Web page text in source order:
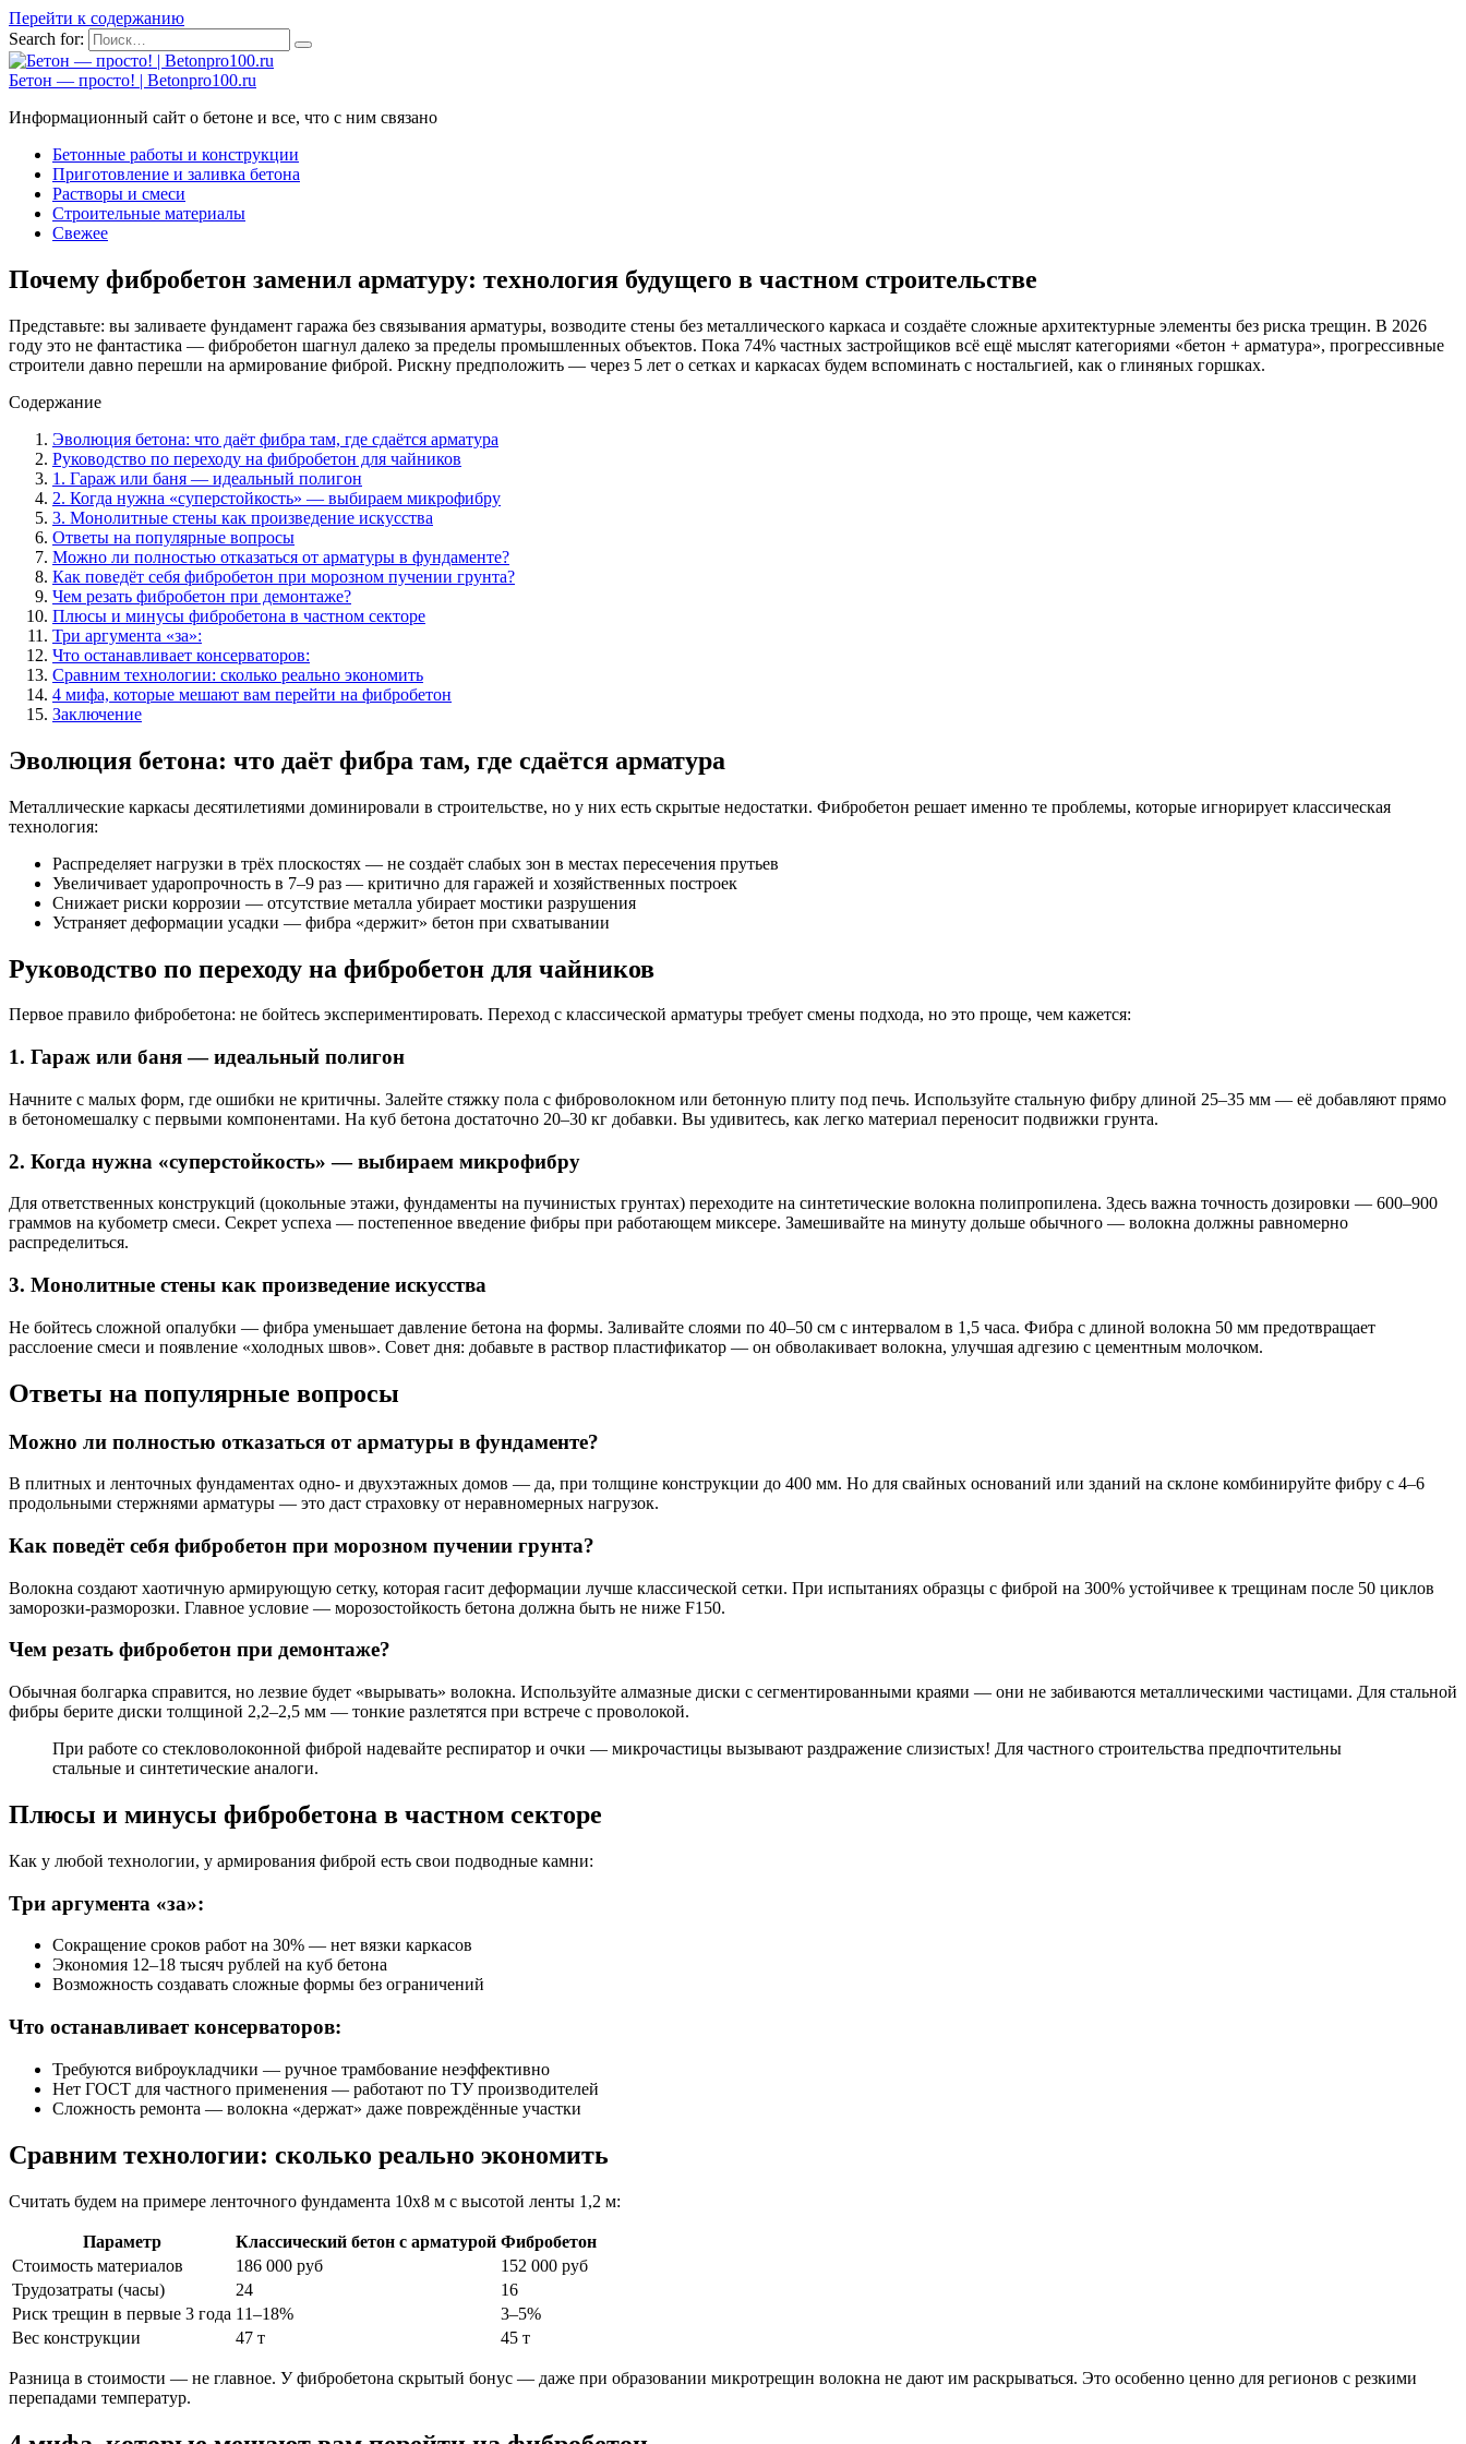
Перейти к содержанию
Search for:
Бетон — просто! | Betonpro100.ru
Информационный сайт о бетоне и все, что с ним связано
Бетонные работы и конструкции
Приготовление и заливка бетона
Растворы и смеси
Строительные материалы
Свежее
Почему фибробетон заменил арматуру: технология будущего в частном строительстве
Представьте: вы заливаете фундамент гаража без связывания арматуры, возводите стены без металлического каркаса и создаёте сложные архитектурные элементы без риска трещин. В 2026
году это не фантастика — фибробетон шагнул далеко за пределы промышленных объектов. Пока 74% частных застройщиков всё ещё мыслят категориями «бетон + арматура», прогрессивные
строители давно перешли на армирование фиброй. Рискну предположить — через 5 лет о сетках и каркасах будем вспоминать с ностальгией, как о глиняных горшках.
Содержание
Эволюция бетона: что даёт фибра там, где сдаётся арматура
Руководство по переходу на фибробетон для чайников
1. Гараж или баня — идеальный полигон
2. Когда нужна «суперстойкость» — выбираем микрофибру
3. Монолитные стены как произведение искусства
Ответы на популярные вопросы
Можно ли полностью отказаться от арматуры в фундаменте?
Как поведёт себя фибробетон при морозном пучении грунта?
Чем резать фибробетон при демонтаже?
Плюсы и минусы фибробетона в частном секторе
Три аргумента «за»:
Что останавливает консерваторов:
Сравним технологии: сколько реально экономить
4 мифа, которые мешают вам перейти на фибробетон
Заключение
Эволюция бетона: что даёт фибра там, где сдаётся арматура
Металлические каркасы десятилетиями доминировали в строительстве, но у них есть скрытые недостатки. Фибробетон решает именно те проблемы, которые игнорирует классическая
технология:
Распределяет нагрузки в трёх плоскостях — не создаёт слабых зон в местах пересечения прутьев
Увеличивает ударопрочность в 7–9 раз — критично для гаражей и хозяйственных построек
Снижает риски коррозии — отсутствие металла убирает мостики разрушения
Устраняет деформации усадки — фибра «держит» бетон при схватывании
Руководство по переходу на фибробетон для чайников
Первое правило фибробетона: не бойтесь экспериментировать. Переход с классической арматуры требует смены подхода, но это проще, чем кажется:
1. Гараж или баня — идеальный полигон
Начните с малых форм, где ошибки не критичны. Залейте стяжку пола с фиброволокном или бетонную плиту под печь. Используйте стальную фибру длиной 25–35 мм — её добавляют прямо
в бетономешалку с первыми компонентами. На куб бетона достаточно 20–30 кг добавки. Вы удивитесь, как легко материал переносит подвижки грунта.
2. Когда нужна «суперстойкость» — выбираем микрофибру
Для ответственных конструкций (цокольные этажи, фундаменты на пучинистых грунтах) переходите на синтетические волокна полипропилена. Здесь важна точность дозировки — 600–900
граммов на кубометр смеси. Секрет успеха — постепенное введение фибры при работающем миксере. Замешивайте на минуту дольше обычного — волокна должны равномерно
распределиться.
3. Монолитные стены как произведение искусства
Не бойтесь сложной опалубки — фибра уменьшает давление бетона на формы. Заливайте слоями по 40–50 см с интервалом в 1,5 часа. Фибра с длиной волокна 50 мм предотвращает
расслоение смеси и появление «холодных швов». Совет дня: добавьте в раствор пластификатор — он обволакивает волокна, улучшая адгезию с цементным молочком.
Ответы на популярные вопросы
Можно ли полностью отказаться от арматуры в фундаменте?
В плитных и ленточных фундаментах одно- и двухэтажных домов — да, при толщине конструкции до 400 мм. Но для свайных оснований или зданий на склоне комбинируйте фибру с 4–6
продольными стержнями арматуры — это даст страховку от неравномерных нагрузок.
Как поведёт себя фибробетон при морозном пучении грунта?
Волокна создают хаотичную армирующую сетку, которая гасит деформации лучше классической сетки. При испытаниях образцы с фиброй на 300% устойчивее к трещинам после 50 циклов
заморозки-разморозки. Главное условие — морозостойкость бетона должна быть не ниже F150.
Чем резать фибробетон при демонтаже?
Обычная болгарка справится, но лезвие будет «вырывать» волокна. Используйте алмазные диски с сегментированными краями — они не забиваются металлическими частицами. Для стальной
фибры берите диски толщиной 2,2–2,5 мм — тонкие разлетятся при встрече с проволокой.
При работе со стекловолоконной фиброй надевайте респиратор и очки — микрочастицы вызывают раздражение слизистых! Для частного строительства предпочтительны
стальные и синтетические аналоги.
Плюсы и минусы фибробетона в частном секторе
Как у любой технологии, у армирования фиброй есть свои подводные камни:
Три аргумента «за»:
Сокращение сроков работ на 30% — нет вязки каркасов
Экономия 12–18 тысяч рублей на куб бетона
Возможность создавать сложные формы без ограничений
Что останавливает консерваторов:
Требуются виброукладчики — ручное трамбование неэффективно
Нет ГОСТ для частного применения — работают по ТУ производителей
Сложность ремонта — волокна «держат» даже повреждённые участки
Сравним технологии: сколько реально экономить
Считать будем на примере ленточного фундамента 10х8 м с высотой ленты 1,2 м:
Параметр Классический бетон с арматурой Фибробетон
Стоимость материалов
186 000 руб
152 000 руб
Трудозатраты (часы)
24
16
Риск трещин в первые 3 года 11–18%
3–5%
Вес конструкции
47 т 45 т
Разница в стоимости — не главное. У фибробетона скрытый бонус — даже при образовании микротрещин волокна не дают им раскрываться. Это особенно ценно для регионов с резкими
перепадами температур.